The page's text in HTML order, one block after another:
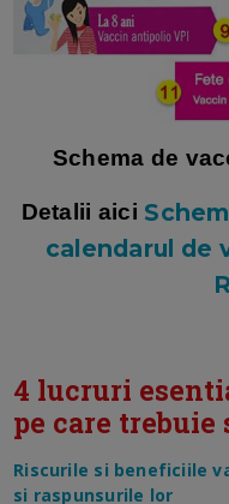
Schema de
Detalii aici
calendarul de
4 lucruri
pe care
Riscurile si beneficiile
si raspunsurile lor